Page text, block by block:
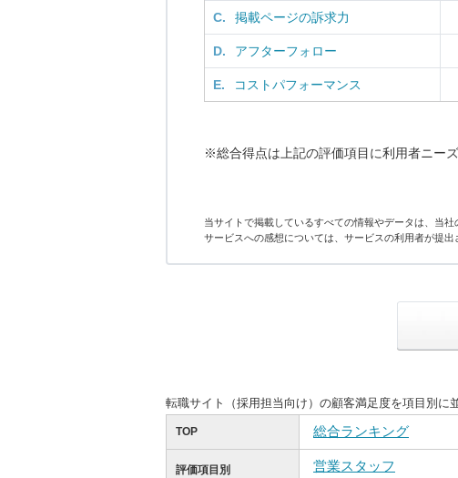
C. 掲載ページの訴求力
D. アフターフォロー
E. コストパフォーマンス
※総合得点は上記の評価項目に利用者ニー
当サイトで掲載しているすべての情報やデータは、当
サービスへの感想については、サービスの利用者が提
転職サイト（採用担当向け）の顧客満足度を項目別に
TOP 総合ランキング
評価項目別
営業スタッフ